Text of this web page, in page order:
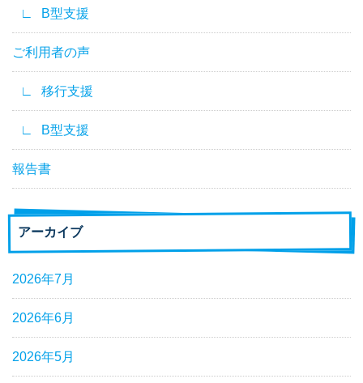
B型支援
ご利用者の声
移行支援
B型支援
報告書
アーカイブ
2026年7月
2026年6月
2026年5月